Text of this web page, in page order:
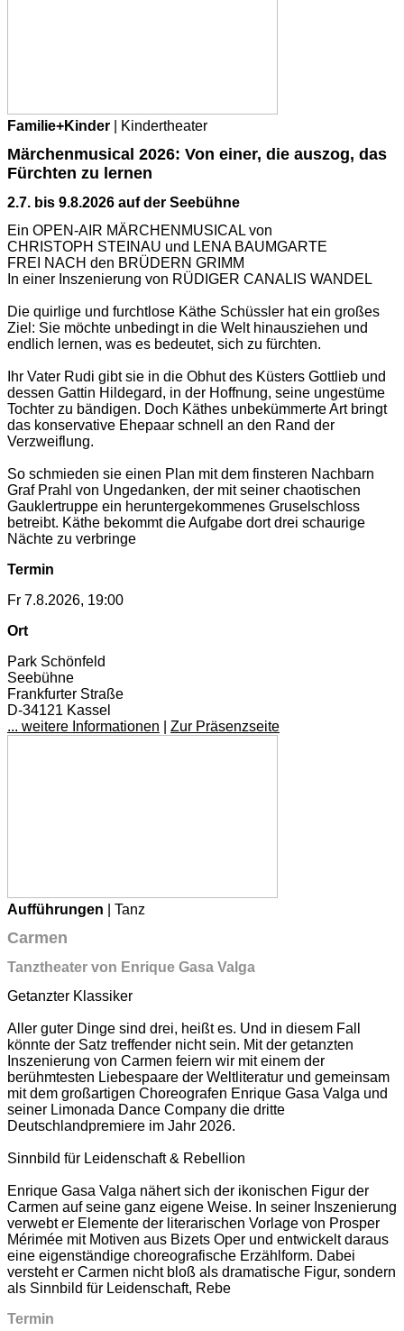
Familie+Kinder | Kindertheater
Märchenmusical 2026: Von einer, die auszog, das
Fürchten zu lernen
2.7. bis 9.8.2026 auf der Seebühne
Ein OPEN-AIR MÄRCHENMUSICAL von
CHRISTOPH STEINAU und LENA BAUMGARTE
FREI NACH den BRÜDERN GRIMM
In einer Inszenierung von RÜDIGER CANALIS WANDEL
Die quirlige und furchtlose Käthe Schüssler hat ein großes
Ziel: Sie möchte unbedingt in die Welt hinausziehen und
endlich lernen, was es bedeutet, sich zu fürchten.
Ihr Vater Rudi gibt sie in die Obhut des Küsters Gottlieb und
dessen Gattin Hildegard, in der Hoffnung, seine ungestüme
Tochter zu bändigen. Doch Käthes unbekümmerte Art bringt
das konservative Ehepaar schnell an den Rand der
Verzweiflung.
So schmieden sie einen Plan mit dem finsteren Nachbarn
Graf Prahl von Ungedanken, der mit seiner chaotischen
Gauklertruppe ein heruntergekommenes Gruselschloss
betreibt. Käthe bekommt die Aufgabe dort drei schaurige
Nächte zu verbringe
Termin
Fr 7.8.2026, 19:00
Ort
Park Schönfeld
Seebühne
Frankfurter Straße
D-34121 Kassel
... weitere Informationen
Zur Präsenzseite
Aufführungen | Tanz
Carmen
Tanztheater von Enrique Gasa Valga
Getanzter Klassiker
Aller guter Dinge sind drei, heißt es. Und in diesem Fall
könnte der Satz treffender nicht sein. Mit der getanzten
Inszenierung von Carmen feiern wir mit einem der
berühmtesten Liebespaare der Weltliteratur und gemeinsam
mit dem großartigen Choreografen Enrique Gasa Valga und
seiner Limonada Dance Company die dritte
Deutschlandpremiere im Jahr 2026.
Sinnbild für Leidenschaft & Rebellion
Enrique Gasa Valga nähert sich der ikonischen Figur der
Carmen auf seine ganz eigene Weise. In seiner Inszenierung
verwebt er Elemente der literarischen Vorlage von Prosper
Mérimée mit Motiven aus Bizets Oper und entwickelt daraus
eine eigenständige choreografische Erzählform. Dabei
versteht er Carmen nicht bloß als dramatische Figur, sondern
als Sinnbild für Leidenschaft, Rebe
Termin